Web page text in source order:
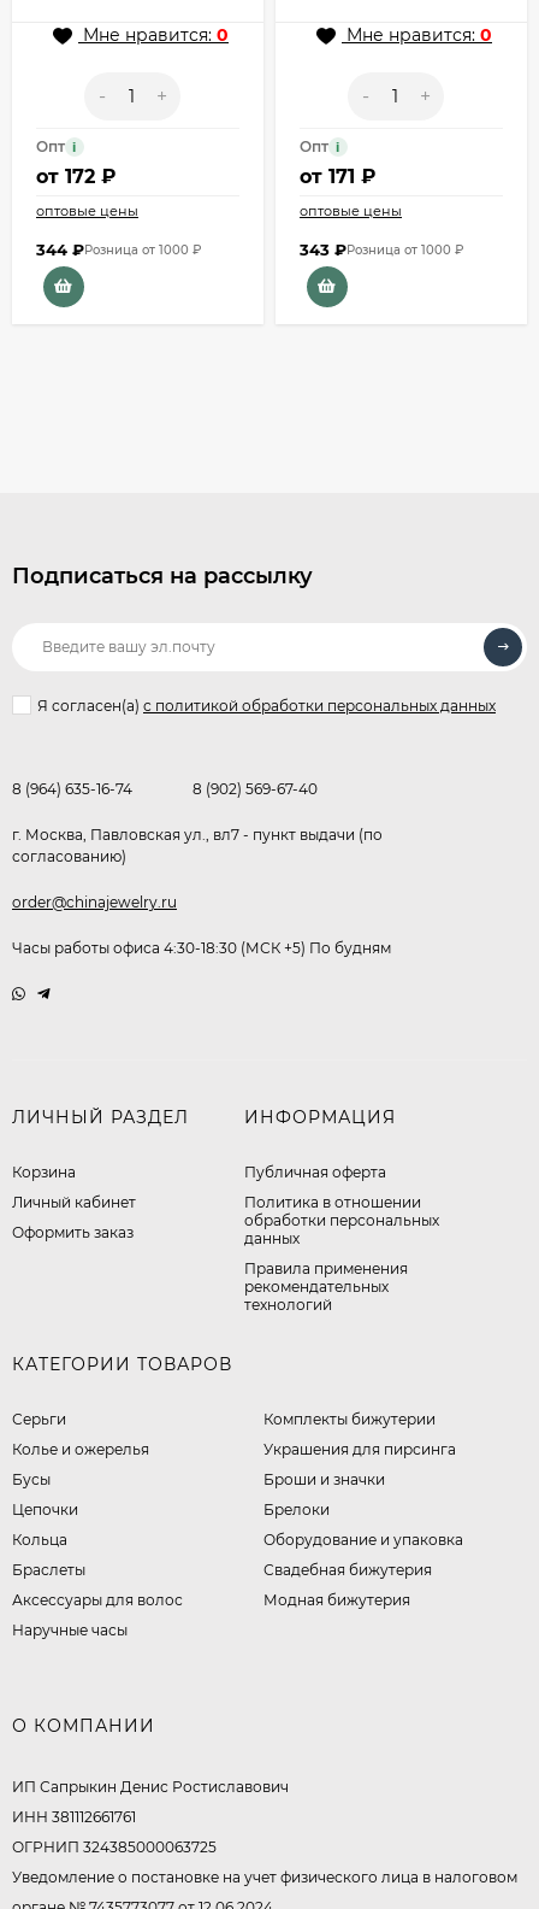
Мне нравится: 0
- +
Опт i
от 172 ₽
оптовые цены
344 ₽Розница от 1000 ₽
Мне нравится: 0
- +
Опт i
от 171 ₽
оптовые цены
343 ₽Розница от 1000 ₽
Подписаться на рассылку
Я согласен(a) с политикой обработки персональных данных
8 (964) 635-16-74 8 (902) 569-67-40
г. Москва, Павловская ул., вл7 - пункт выдачи (по
согласованию)
order@chinajewelry.ru
Часы работы офиса 4:30-18:30 (МСК +5) По будням
ЛИЧНЫЙ РАЗДЕЛ
Корзина
Личный кабинет
Оформить заказ
ИНФОРМАЦИЯ
Публичная оферта
​Политика в отношении
обработки персональных
данных
Правила применения
рекомендательных
технологий
КАТЕГОРИИ ТОВАРОВ
Серьги
Колье и ожерелья
Бусы
Цепочки
Кольца
Браслеты
Аксессуары для волос
Наручные часы
Комплекты бижутерии
Украшения для пирсинга
Броши и значки
Брелоки
Оборудование и упаковка
Свадебная бижутерия
Модная бижутерия
О КОМПАНИИ
ИП Сапрыкин Денис Ростиславович
ИНН 381112661761
ОГРНИП 324385000063725
Уведомление о постановке на учет физического лица в налоговом